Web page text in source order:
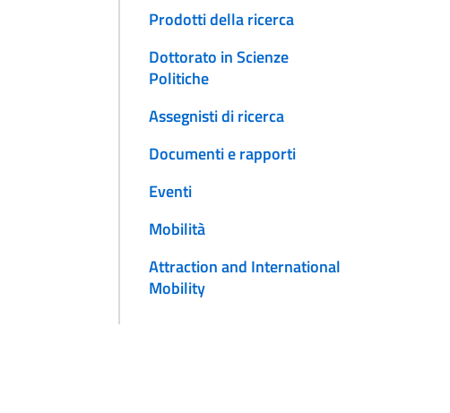
Prodotti della ricerca
Dottorato in Scienze
Politiche
Assegnisti di ricerca
Documenti e rapporti
Eventi
Mobilità
Attraction and International
Mobility